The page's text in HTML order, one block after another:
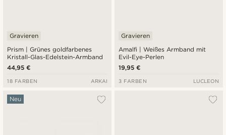
Prism | Grünes goldfarbenes
Kristall-Glas-Edelstein-Armband
Gravieren
44,95 €
18 FARBEN ARKAI
Amalfi | Weißes Armband mit
Evil-Eye-Perlen
Gravieren
19,95 €
3 FARBEN LUCLEON
Neu